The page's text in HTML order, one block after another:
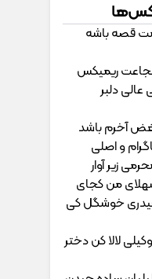
قصه باشه
ریمیکس
عالی دلبر
آخرم باشد
و اصلی
زیر آوار
من کجای
خوشگل کی
لالا کن دختر